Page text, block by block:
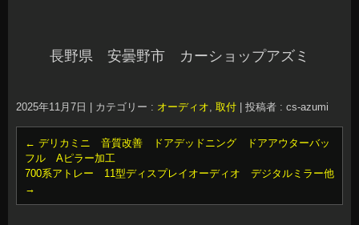
長野県 安曇野市 カーショップアズミ
2025年11月7日 カテゴリー : オーディオ, 取付 投稿者 : cs-azumi
← デリカミニ 音質改善 ドアデッドニング ドアアウターバッ
フル Aピラー加工
700系アトレー 11型ディスプレイオーディオ デジタルミラー他
→